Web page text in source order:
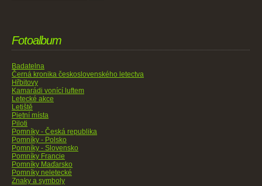
Fotoalbum
Badatelna
Černá kronika československého letectva
Hřbitovy
Kamarádi vonící luftem
Letecké akce
Letiště
Pietní místa
Piloti
Pomníky - Česká republika
Pomníky - Polsko
Pomníky - Slovensko
Pomníky Francie
Pomníky Maďarsko
Pomníky neletecké
Znaky a symboly